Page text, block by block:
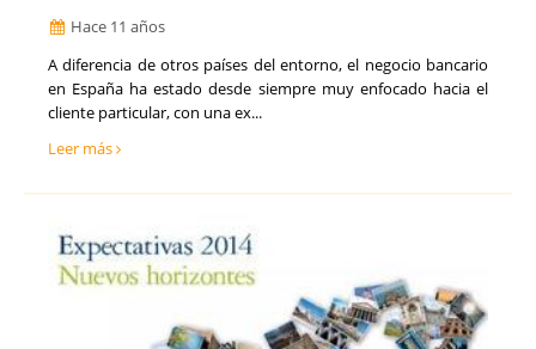
Hace 11 años
A diferencia de otros países del entorno, el negocio bancario
en España ha estado desde siempre muy enfocado hacia el
cliente particular, con una ex...
Leer más